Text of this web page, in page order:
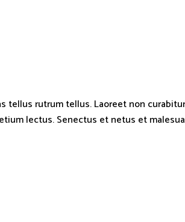
rutrum tellus. Laoreet non
lectus. Senectus et netus et